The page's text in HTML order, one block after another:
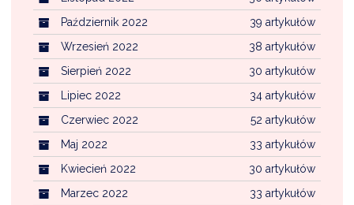
39 artykułów
Październik 2022
38 artykułów
Wrzesień 2022
30 artykułów
Sierpień 2022
34 artykułów
Lipiec 2022
52 artykułów
Czerwiec 2022
33 artykułów
Maj 2022
30 artykułów
Kwiecień 2022
33 artykułów
Marzec 2022